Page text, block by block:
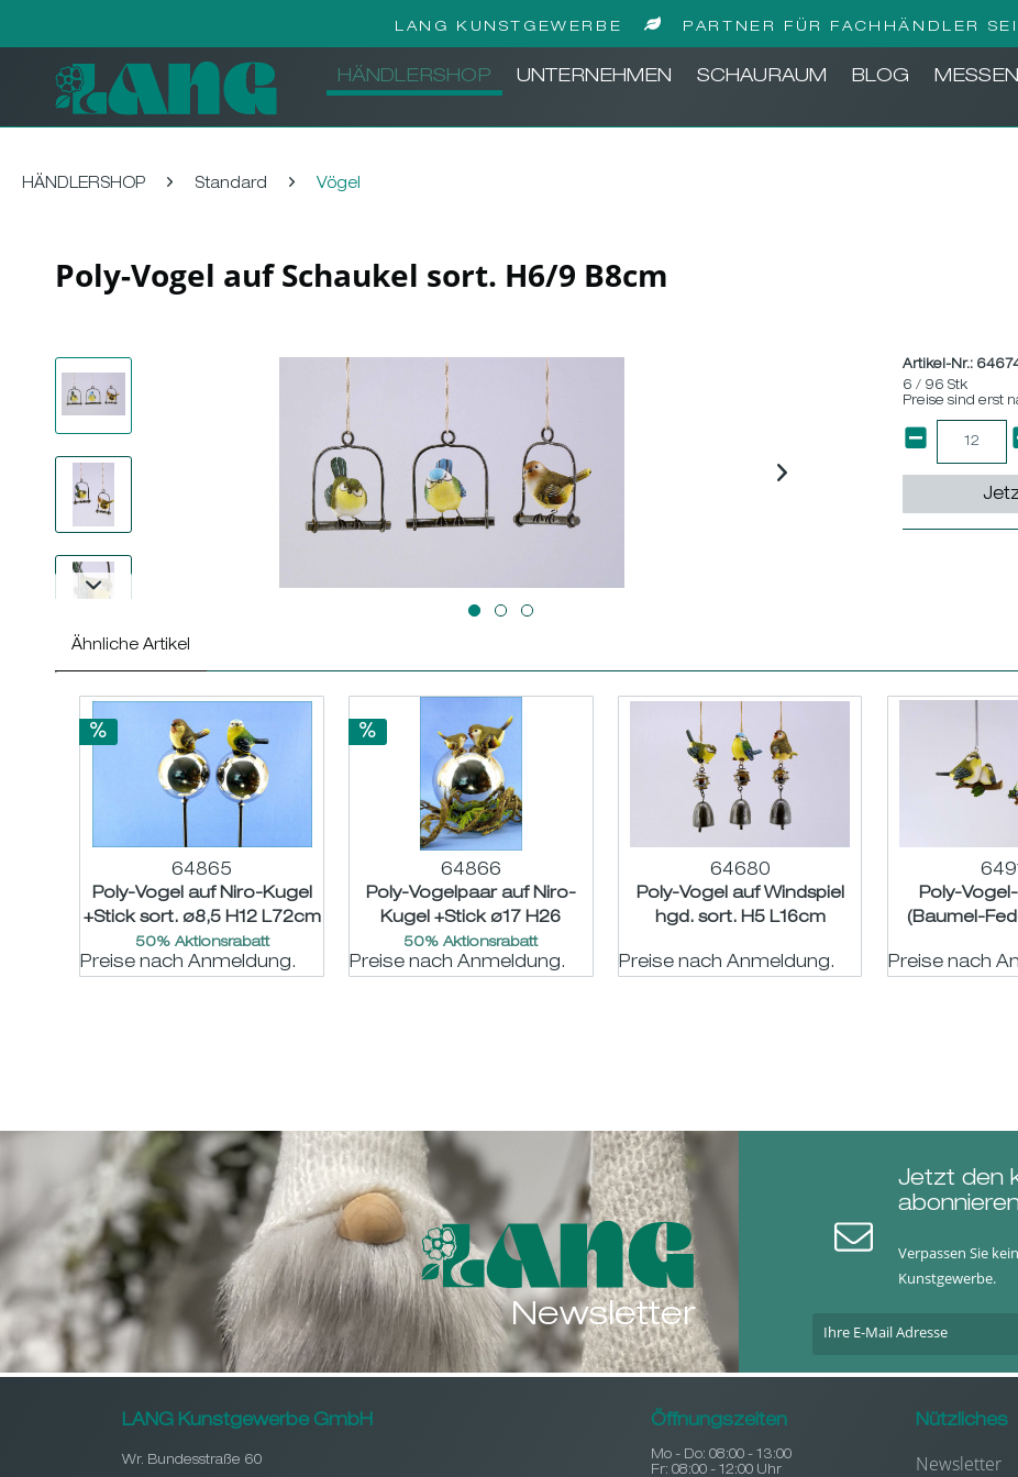
LANG KUNSTGEWERBE PARTNER FÜR FACHHÄNDLER
HÄNDLERSHOP UNTERNEHMEN SCHAURAUM BLOG MESSEN
HÄNDLERSHOP Standard Vögel
Poly-Vogel auf Schaukel sort. H6/9 B8cm
Artikel-Nr.:
6 / 96 Stk
Preise sind erst
Ähnliche Artikel
64865
Poly-Vogel auf Niro-Kugel
+Stick sort. ø8,5 H12 L72cm
50% Aktionsrabatt
Preise nach Anmeldung.
64866
Poly-Vogelpaar auf Niro-
Kugel +Stick ø17 H26
L38cm
50% Aktionsrabatt
Preise nach Anmeldung.
64680
Poly-Vogel auf Windspiel
hgd. sort. H5 L16cm
Preise nach Anmeldung.
Poly-
(Baumel-
Preise nach
Newsletter
Jetzt den
Verpassen Sie
Kunstgewerbe.
LANG Kunstgewerbe GmbH
Wr. Bundesstraße 60
Öffnungszeiten
Mo - Do: 08:00 - 13:00
Fr: 08:00 - 12:00 Uhr
Nützliches
Newsletter